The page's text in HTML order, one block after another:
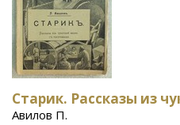
Старик. Рассказы из
Авилов П.